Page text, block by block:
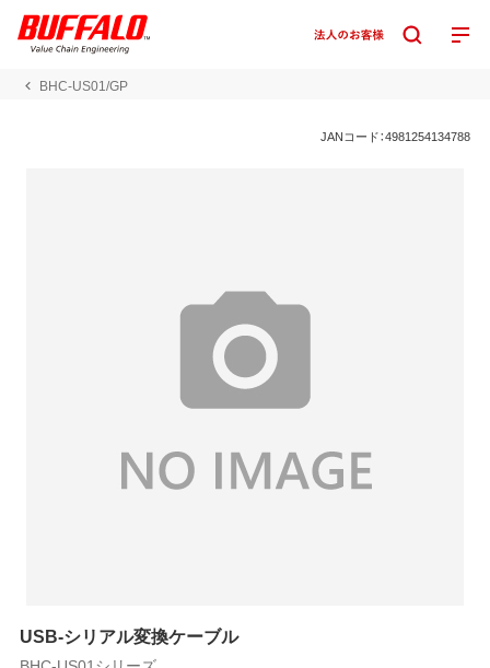
BHC-US01/GP
JANコード：4981254134788
USB-シリアル変換ケーブル